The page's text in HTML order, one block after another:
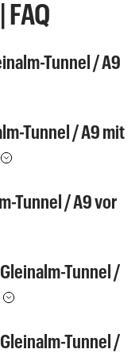
Tunnel / A9
Tunnel / A9 mit
Tunnel / A9 vor
Tunnel /
Tunnel /